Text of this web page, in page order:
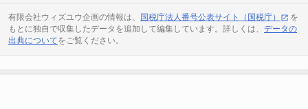
有限会社ウィズユウ企画の情報は、 国税庁法人番号公表サイト（国税庁）
を
もとに独自で収集したデータを追加して編集しています。詳しくは、 データの
出典についてをご覧ください。